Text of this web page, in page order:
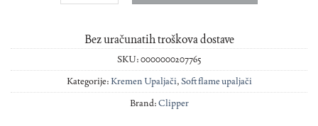
Bez uračunatih troškova dostave
SKU:0000000207765
Kategorije:Kremen Upaljači,Soft flame upaljači
Brand:Clipper